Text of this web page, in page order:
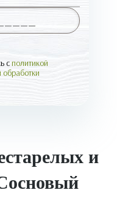
сполитикой
обработки
и